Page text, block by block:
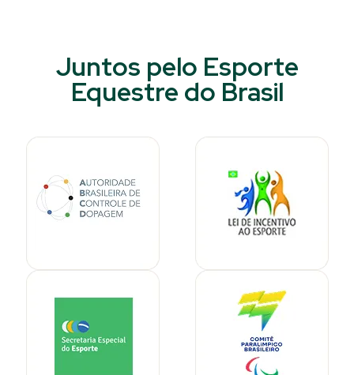
Juntos pelo Esporte
Equestre do Brasil